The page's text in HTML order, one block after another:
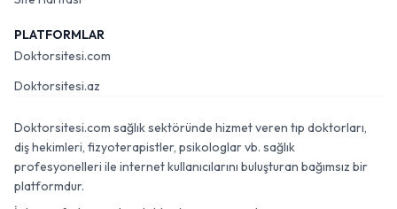
PLATFORMLAR
Doktorsitesi.com
Doktorsitesi.az
Doktorsitesi.com sağlık sektöründe hizmet veren tıp doktorları,
diş hekimleri, fizyoterapistler, psikologlar vb. sağlık
profesyonelleri ile internet kullanıcılarını buluşturan bağımsız bir
platformdur.